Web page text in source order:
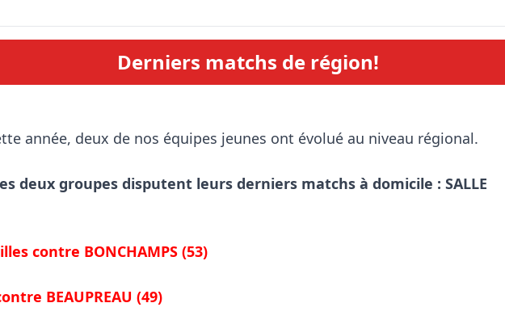
Derniers matchs de région!
deux groupes disputent leurs derniers matchs à domicile : SALLE
contre BONCHAMPS (53)
BEAUPREAU (49)